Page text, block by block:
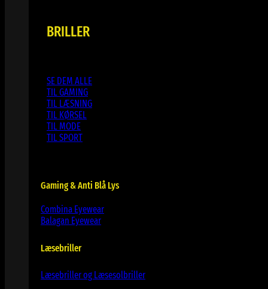
BRILLER
SE DEM ALLE
TIL GAMING
TIL LÆSNING
TIL KØRSEL
TIL MODE
TIL SPORT
Gaming & Anti Blå Lys
Combina Eyewear
Balagan Eyewear
Læsebriller
Læsebriller og Læsesolbriller